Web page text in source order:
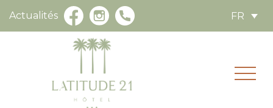
Actualités FR